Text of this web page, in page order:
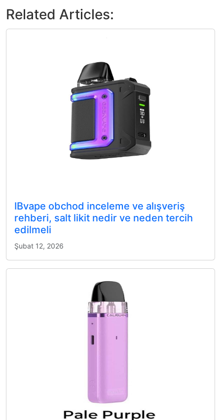
Related Articles:
IBvape obchod inceleme ve alışveriş
rehberi, salt likit nedir ve neden tercih
edilmeli
Şubat 12, 2026